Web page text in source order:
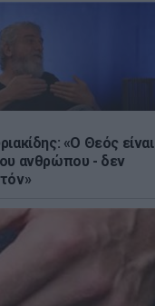
«Ο Θεός είναι
ανθρώπου - δεν